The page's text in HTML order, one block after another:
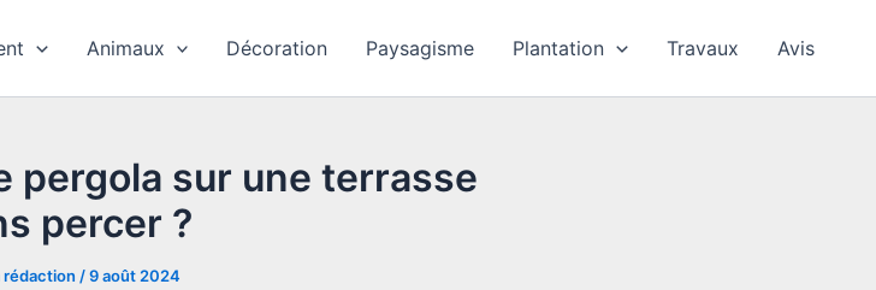
Animaux Décoration Paysagisme Plantation Travaux Avis
pergola sur une terrasse
percer ?
rédaction /9 août 2024